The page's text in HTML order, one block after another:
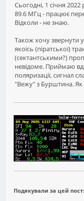
Сьогодні, 1 січня
89.6 МГц - працює
Відколи - не знаю.
Також хочу звернути
якоїсь (піратської)
(сектантськими?)
невідоме. Приймаю
поляризації, сигнал
"Вежу" з Бурштина. Як
Подякували за цей пост: